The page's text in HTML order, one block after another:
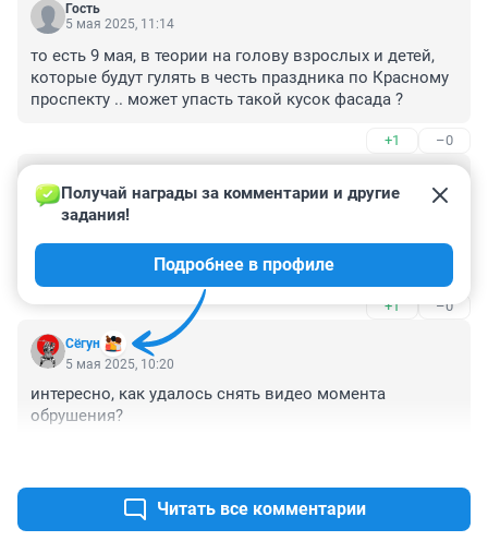
Гость
5 мая 2025, 11:14
то есть 9 мая, в теории на голову взрослых и детей,
которые будут гулять в честь праздника по Красному
проспекту .. может упасть такой кусок фасада ?
+1 –0
5 мая 2025, 10:22
"и аккуратно спущена на землю"
Чота я не понял, кому верить - этому вот
утверждению или своим лживым глазам?
+1 –0
Сёгун
Получай награды за комментарии и другие
задания!
Подробнее в профиле
5 мая 2025, 10:20
интересно, как удалось снять видео момента
обрушения?
Читать все комментарии